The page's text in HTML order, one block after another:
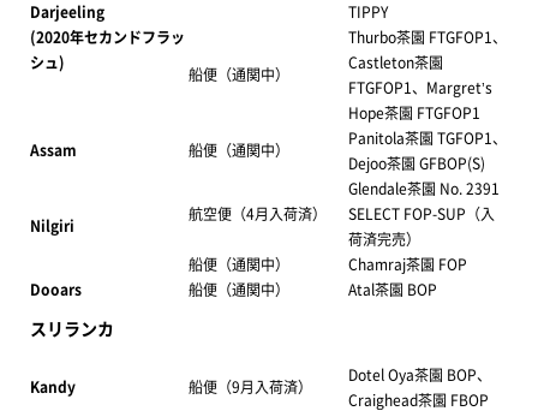
Darjeeling
(2020年セカンドフラッ
シュ)
TIPPY
船便（通関中）
Thurbo茶園 FTGFOP1、
Castleton茶園
FTGFOP1、Margret’s
Hope茶園 FTGFOP1
Assam
船便（通関中）
Panitola茶園 TGFOP1、
Dejoo茶園 GFBOP(S)
Nilgiri
航空便（4月入荷済）
Glendale茶園 No. 2391
SELECT FOP-SUP（入
荷済完売）
船便（通関中）
Chamraj茶園 FOP
Dooars
船便（通関中） Atal茶園 BOP
スリランカ
Kandy 船便（9月入荷済）
Dotel Oya茶園 BOP、
Craighead茶園 FBOP